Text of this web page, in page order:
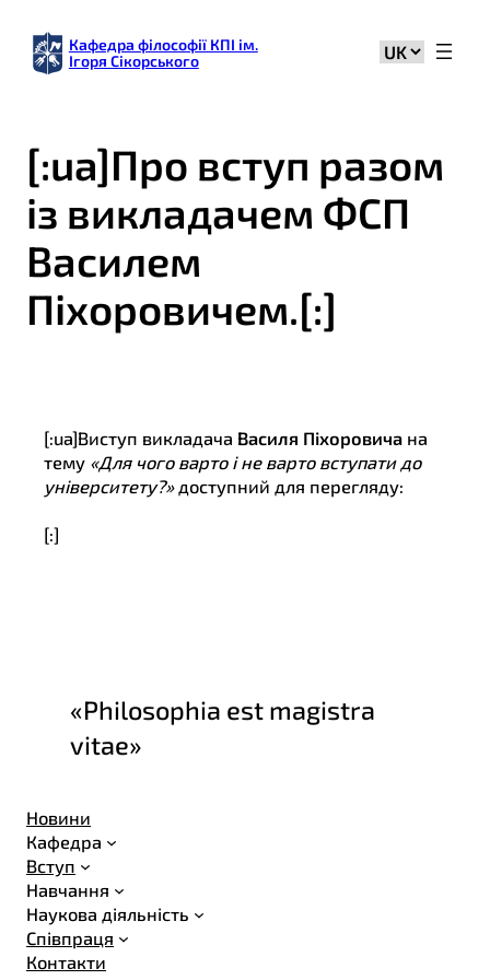
Кафедра філософії КПІ ім.
Ігоря Сікорського
Вибрати
[:ua]Про вступ разом
із викладачем ФСП
Василем
Піхоровичем.[:]
[:ua]Виступ викладача Василя Піхоровича на
тему «Для чого варто і не варто вступати до
університету?»доступний для перегляду:
[:]
«Philosophia est magistra
vitae»
Новини
Кафедра
Вступ
Навчання
Наукова діяльність
Співпраця
Контакти